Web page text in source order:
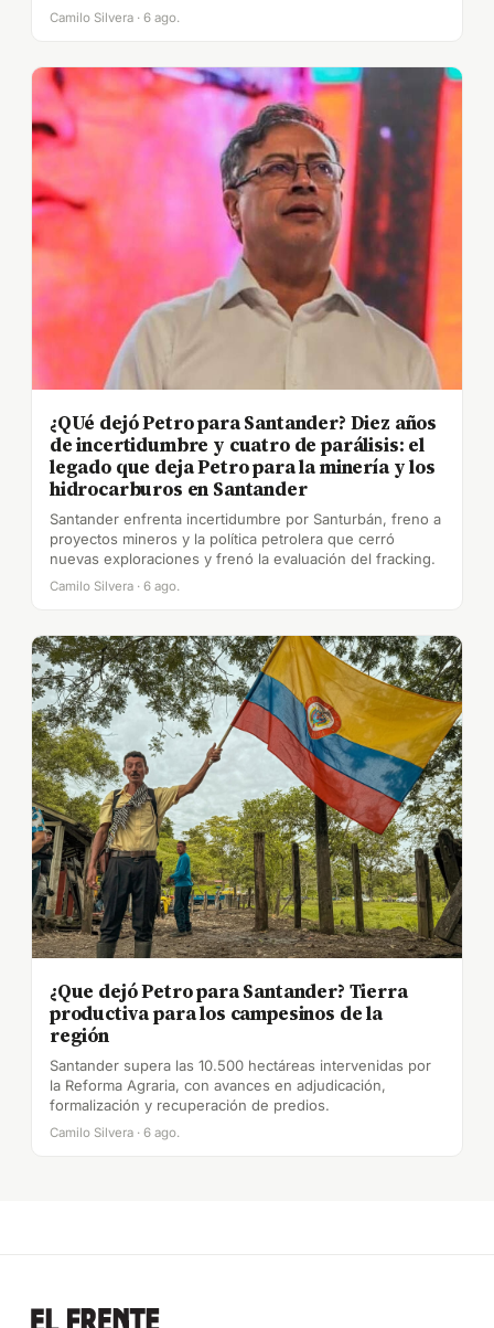
Camilo Silvera · 6 ago.
¿QUé dejó Petro para Santander? Diez años
de incertidumbre y cuatro de parálisis: el
legado que deja Petro para la minería y los
hidrocarburos en Santander
Santander enfrenta incertidumbre por Santurbán, freno a
proyectos mineros y la política petrolera que cerró
nuevas exploraciones y frenó la evaluación del fracking.
Camilo Silvera · 6 ago.
¿Que dejó Petro para Santander? Tierra
productiva para los campesinos de la
región
Santander supera las 10.500 hectáreas intervenidas por
la Reforma Agraria, con avances en adjudicación,
formalización y recuperación de predios.
Camilo Silvera · 6 ago.